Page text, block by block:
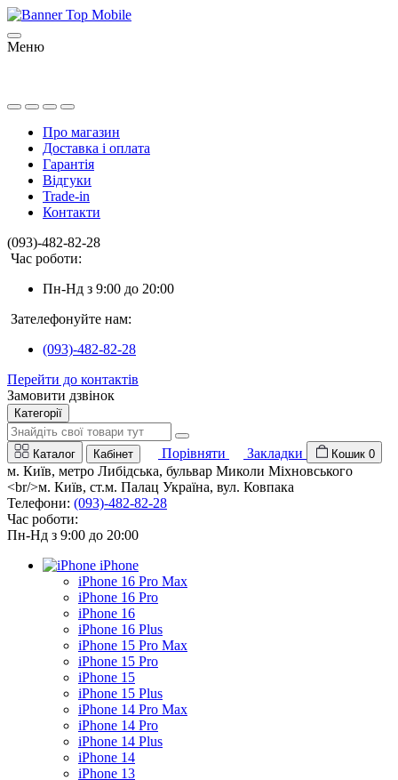
Меню
Про магазин
Доставка і оплата
Гарантія
Відгуки
Trade-in
Контакти
(093)-482-82-28
Час роботи:
Пн-Нд з 9:00 до 20:00
Зателефонуйте нам:
(093)-482-82-28
Перейти до контактів
Замовити дзвінок
Категорії
Каталог Кабінет Порівняти Закладки Кошик 0
м. Київ, метро Либідська, бульвар Миколи Міхновського
<br/>м. Київ, ст.м. Палац Україна, вул. Ковпака
Телефони: (093)-482-82-28
Час роботи:
Пн-Нд з 9:00 до 20:00
iPhone
iPhone 16 Pro Max
iPhone 16 Pro
iPhone 16
iPhone 16 Plus
iPhone 15 Pro Max
iPhone 15 Pro
iPhone 15
iPhone 15 Plus
iPhone 14 Pro Max
iPhone 14 Pro
iPhone 14 Plus
iPhone 14
iPhone 13